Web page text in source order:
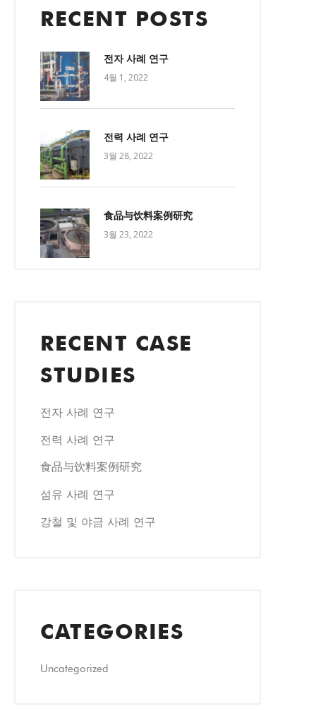
RECENT POSTS
전자 사례 연구
4월 1, 2022
전력 사례 연구
3월 28, 2022
食品与饮料案例研究
3월 23, 2022
RECENT CASE
STUDIES
전자 사례 연구
전력 사례 연구
食品与饮料案例研究
섬유 사례 연구
강철 및 야금 사례 연구
CATEGORIES
Uncategorized